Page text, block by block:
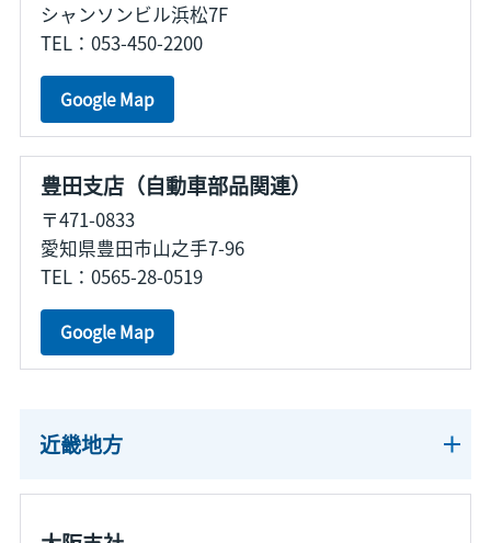
シャンソンビル浜松7F
TEL：053-450-2200
Google Map
豊田支店（自動車部品関連）
〒471-0833
愛知県豊田市山之手7-96
TEL：0565-28-0519
Google Map
近畿地方